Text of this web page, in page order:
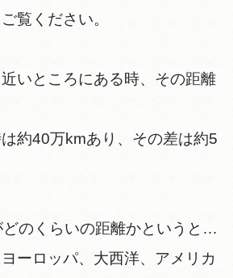
覧ください。
いところにある時、その距離
約40万kmあり、その差は約5
のくらいの距離かというと…
ーロッパ、大西洋、アメリカ